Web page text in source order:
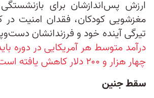
ارزش پس‌اندازشان برای
مغزشویی کودکان، فقدان امنیت در
تیرگی آینده‌ خود و فرزندانشان
درآمد متوسط هر آمریکایی در دوره
چهار هزار و ۲۰۰ دلار کاهش یافته است.
سقط جنین